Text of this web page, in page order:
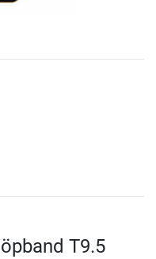
T9.5